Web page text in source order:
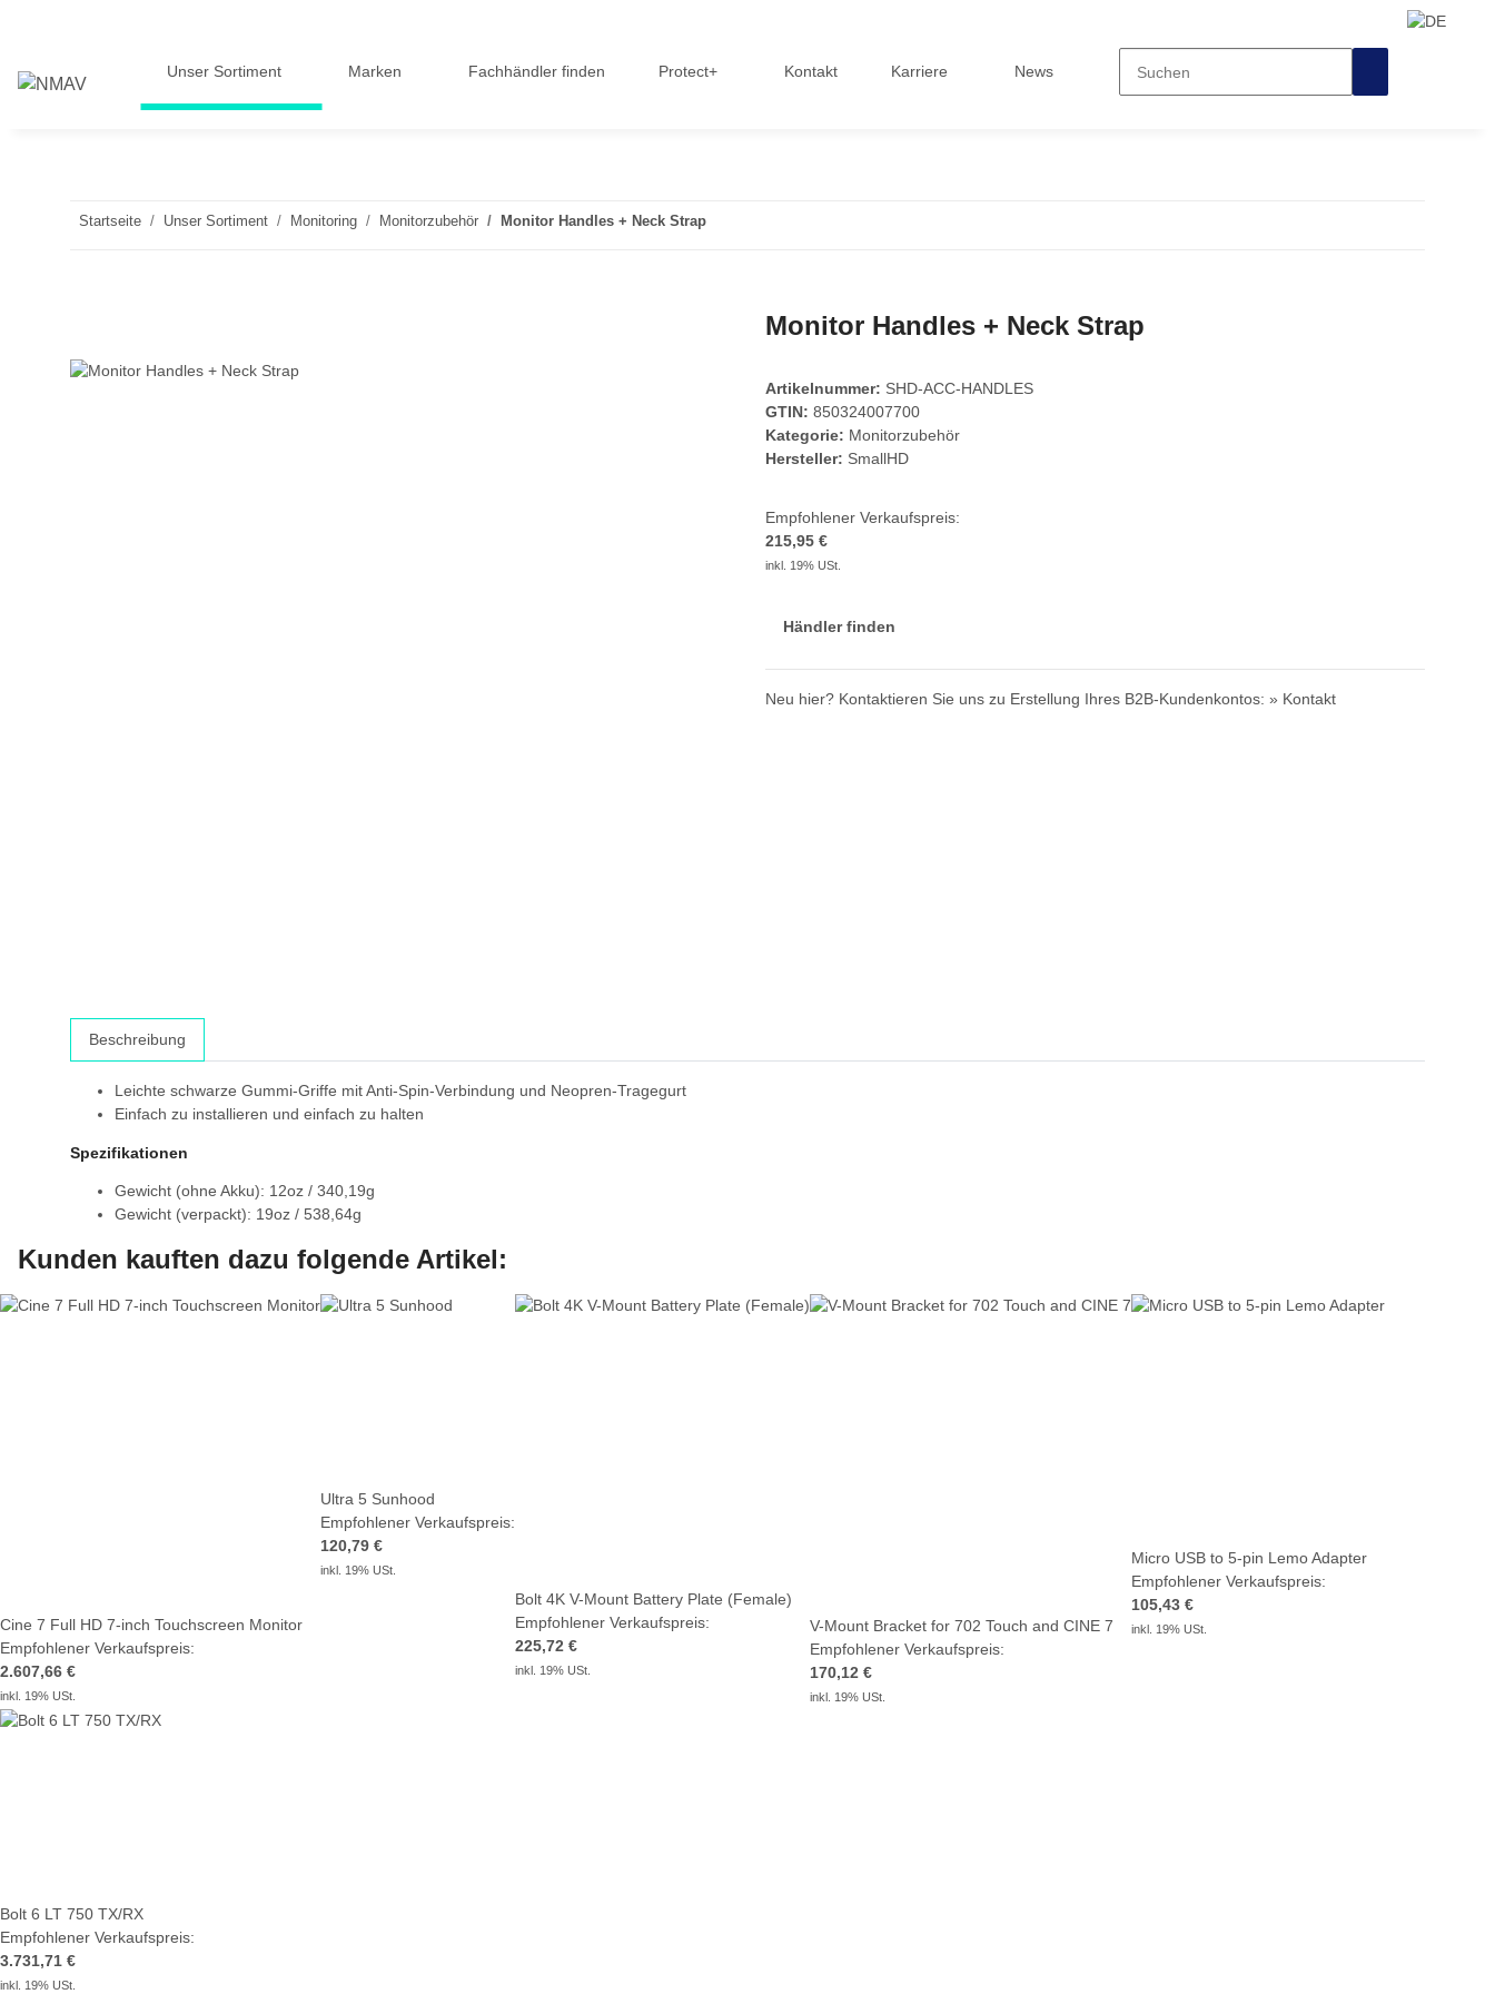
Unser Sortiment Marken Fachhändler finden Protect+ Kontakt Karriere News
Startseite Unser Sortiment Monitoring Monitorzubehör Monitor Handles + Neck Strap
Monitor Handles + Neck Strap
Artikelnummer: SHD-ACC-HANDLES
GTIN: 850324007700
Kategorie: Monitorzubehör
Hersteller: SmallHD
Empfohlener Verkaufspreis:
215,95 €
inkl. 19% USt.
Händler finden
Neu hier? Kontaktieren Sie uns zu Erstellung Ihres B2B-Kundenkontos: » Kontakt
Beschreibung
Leichte schwarze Gummi-Griffe mit Anti-Spin-Verbindung und Neopren-Tragegurt
Einfach zu installieren und einfach zu halten
Spezifikationen
Gewicht (ohne Akku): 12oz / 340,19g
Gewicht (verpackt): 19oz / 538,64g
Kunden kauften dazu folgende Artikel:
Cine 7 Full HD 7-inch Touchscreen Monitor
Empfohlener Verkaufspreis:
2.607,66 €
inkl. 19% USt.
Ultra 5 Sunhood
Empfohlener Verkaufspreis:
120,79 €
inkl. 19% USt.
Bolt 4K V-Mount Battery Plate (Female)
Empfohlener Verkaufspreis:
225,72 €
inkl. 19% USt.
V-Mount Bracket for 702 Touch and CINE 7
Empfohlener Verkaufspreis:
170,12 €
inkl. 19% USt.
Micro USB to 5-pin Lemo Adapter
Empfohlener Verkaufspreis:
105,43 €
inkl. 19% USt.
Bolt 6 LT 750 TX/RX
Empfohlener Verkaufspreis:
3.731,71 €
inkl. 19% USt.